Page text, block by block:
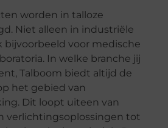
worden in talloze
Niet alleen in industriële
bijvoorbeeld voor medische
In welke branche jij
Talboom biedt altijd de
het gebied van
Dit loopt uiteen van
verlichtingsoplossingen tot